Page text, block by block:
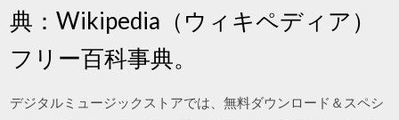
典：Wikipedia（ウィキペディア）
フリー百科事典。
デジタルミュージックストアでは、無料ダウンロード＆スペシ